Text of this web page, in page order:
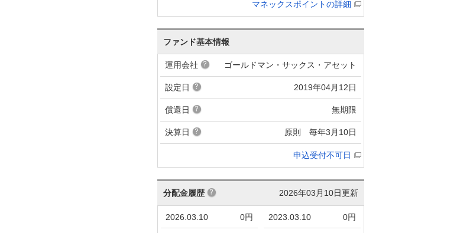
マネックスポイントの詳細
ファンド基本情報
運用会社 ゴールドマン・サックス・アセット
設定日 2019年04月12日
償還日 無期限
決算日 原則 毎年3月10日
申込受付不可日
2026年03月10日更新
分配金履歴
2026.03.10 0円 2023.03.10 0円